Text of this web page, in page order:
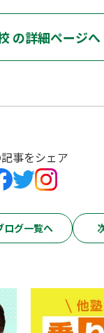
の詳細ページへ
事をシェア
ログ一覧へ